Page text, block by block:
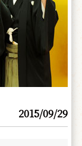
2015/09/29